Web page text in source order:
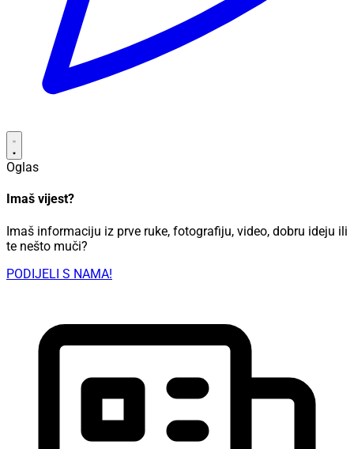
Oglas
Imaš vijest?
Imaš informaciju iz prve ruke, fotografiju, video, dobru ideju ili
te nešto muči?
PODIJELI S NAMA!